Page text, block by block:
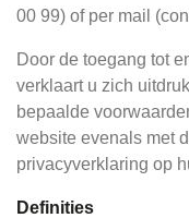
00 99) of per mail
Door de toegang tot
verklaart u zich
bepaalde
website evenals met
privacyverklaring op
Definities